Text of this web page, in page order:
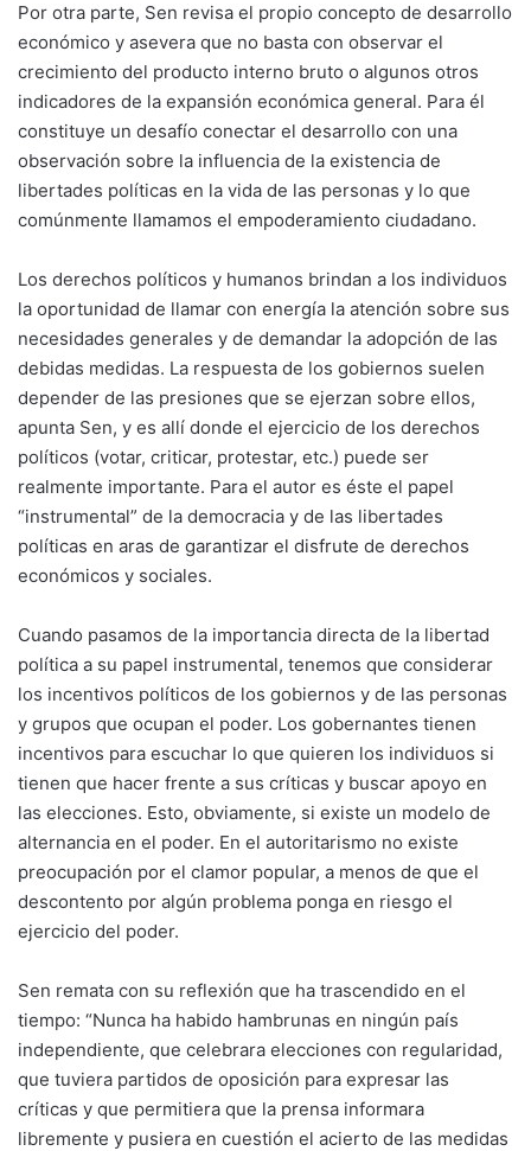
Por otra parte, Sen revisa el propio concepto de desarrollo
económico y asevera que no basta con observar el
crecimiento del producto interno bruto o algunos otros
indicadores de la expansión económica general. Para él
constituye un desafío conectar el desarrollo con una
observación sobre la influencia de la existencia de
libertades políticas en la vida de las personas y lo que
comúnmente llamamos el empoderamiento ciudadano.
Los derechos políticos y humanos brindan a los individuos
la oportunidad de llamar con energía la atención sobre sus
necesidades generales y de demandar la adopción de las
debidas medidas. La respuesta de los gobiernos suelen
depender de las presiones que se ejerzan sobre ellos,
apunta Sen, y es allí donde el ejercicio de los derechos
políticos (votar, criticar, protestar, etc.) puede ser
realmente importante. Para el autor es éste el papel
“instrumental” de la democracia y de las libertades
políticas en aras de garantizar el disfrute de derechos
económicos y sociales.
Cuando pasamos de la importancia directa de la libertad
política a su papel instrumental, tenemos que considerar
los incentivos políticos de los gobiernos y de las personas
y grupos que ocupan el poder. Los gobernantes tienen
incentivos para escuchar lo que quieren los individuos si
tienen que hacer frente a sus críticas y buscar apoyo en
las elecciones. Esto, obviamente, si existe un modelo de
alternancia en el poder. En el autoritarismo no existe
preocupación por el clamor popular, a menos de que el
descontento por algún problema ponga en riesgo el
ejercicio del poder.
Sen remata con su reflexión que ha trascendido en el
tiempo: “Nunca ha habido hambrunas en ningún país
independiente, que celebrara elecciones con regularidad,
que tuviera partidos de oposición para expresar las
críticas y que permitiera que la prensa informara
libremente y pusiera en cuestión el acierto de las medidas